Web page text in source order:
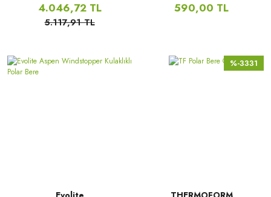
4.046,72 TL
5.117,91 TL
590,00 TL
%-3331